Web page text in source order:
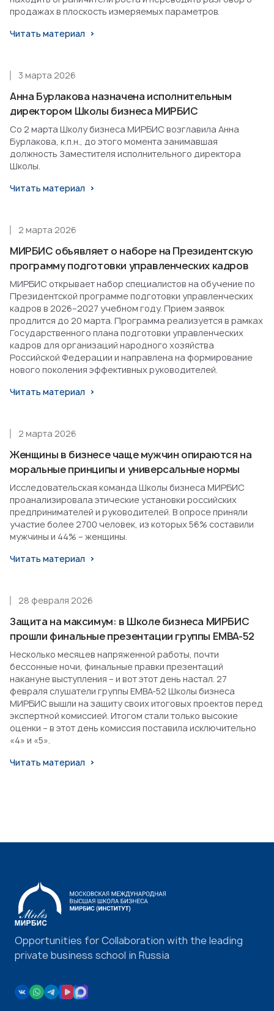
продажах в плоскость измеряемых параметров.
Читать материал
Анна Бурлакова назначена исполнительным
директором Школы бизнеса МИРБИС
3 марта 2026
Со 2 марта Школу бизнеса МИРБИС возглавила Анна
Бурлакова, к.п.н., до этого момента занимавшая
должность Заместителя исполнительного директора
Школы.
Читать материал
МИРБИС объявляет о наборе на Президентскую
программу подготовки управленческих кадров
2 марта 2026
МИРБИС открывает набор специалистов на обучение по
Президентской программе подготовки управленческих
кадров в 2026–2027 учебном году. Прием заявок
продлится до 20 марта. Программа реализуется в рамках
Государственного плана подготовки управленческих
кадров для организаций народного хозяйства
Российской Федерации и направлена на формирование
нового поколения эффективных руководителей.
Читать материал
Женщины в бизнесе чаще мужчин опираются на
моральные принципы и универсальные нормы
2 марта 2026
Исследовательская команда Школы бизнеса МИРБИС
проанализировала этические установки российских
предпринимателей и руководителей. В опросе приняли
участие более 2700 человек, из которых 56% составили
мужчины и 44% – женщины.
Читать материал
Защита на максимум: в Школе бизнеса МИРБИС
прошли финальные презентации группы EMBA-52
28 февраля 2026
Несколько месяцев напряженной работы, почти
бессонные ночи, финальные правки презентаций
накануне выступления – и вот этот день настал. 27
февраля слушатели группы EMBA-52 Школы бизнеса
МИРБИС вышли на защиту своих итоговых проектов перед
экспертной комиссией. Итогом стали только высокие
оценки – в этот день комиссия поставила исключительно
«4» и «5».
Читать материал
Opportunities for Collaboration with the leading
private business school in Russia